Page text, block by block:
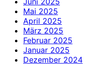
Mai 2025
April 2025
März 2025
Februar 2025
Januar 2025
Dezember 2024